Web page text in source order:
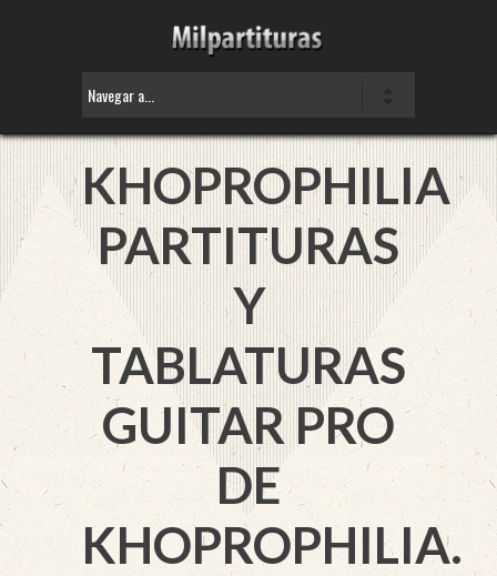
KHOPROPHILIA
PARTITURAS
Y
TABLATURAS
GUITAR PRO
DE
KHOPROPHILIA.